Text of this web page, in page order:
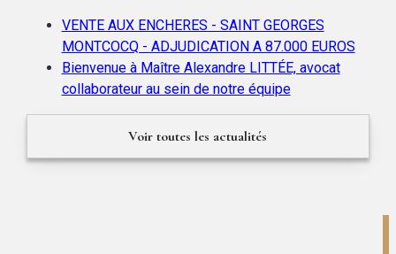
VENTE AUX ENCHERES - SAINT GEORGES
MONTCOCQ - ADJUDICATION A 87.000 EUROS
Bienvenue à Maître Alexandre LITTÉE, avocat
collaborateur au sein de notre équipe
Voir toutes les actualités